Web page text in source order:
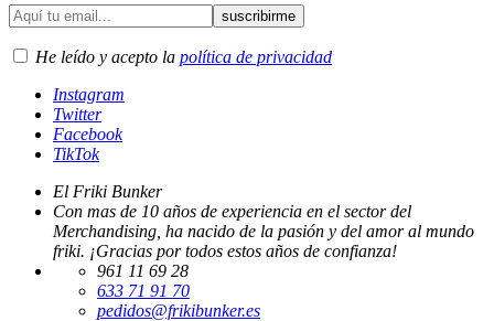
He leído y acepto la política de privacidad
Instagram
Twitter
Facebook
TikTok
El Friki Bunker
Con mas de 10 años de experiencia en el sector del
Merchandising, ha nacido de la pasión y del amor al mundo
friki. ¡Gracias por todos estos años de confianza!
961 11 69 28
633 71 91 70
pedidos@frikibunker.es